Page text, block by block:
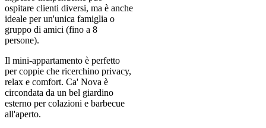
ospitare clienti diversi, ma è anche
ideale per un'unica famiglia o
gruppo di amici (fino a 8
persone).
Il mini-appartamento è perfetto
per coppie che ricerchino privacy,
relax e comfort. Ca' Nova è
circondata da un bel giardino
esterno per colazioni e barbecue
all'aperto.